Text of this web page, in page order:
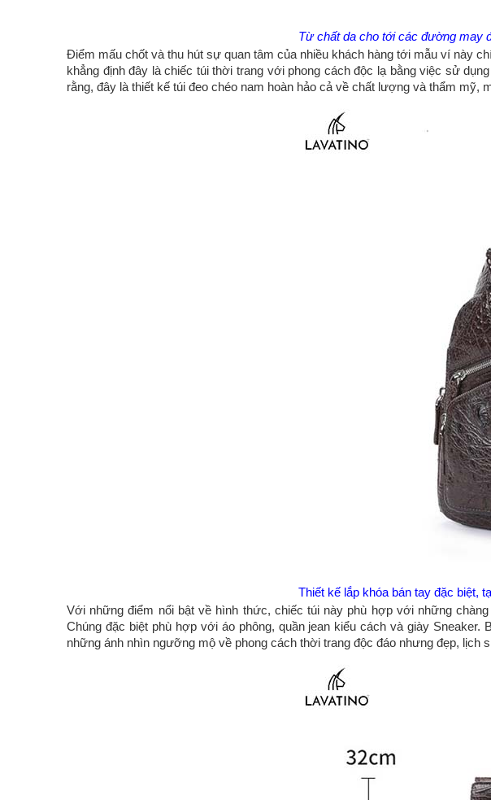
Từ chất da cho tới các đường may
Điểm mấu chốt và thu hút sự quan tâm của nhiều khách hàng tới mẫu ví này
khẳng định đây là chiếc túi thời trang với phong cách độc lạ bằng việc sử
rằng, đây là thiết kế túi đeo chéo nam hoàn hảo cả về chất lượng và thẩm
Thiết kế lắp khóa bán tay đặc biệt,
Với những điểm nổi bật về hình thức, chiếc túi này phù hợp với những
Chúng đặc biệt phù hợp với áo phông, quần jean kiểu cách và giày
những ánh nhìn ngưỡng mộ về phong cách thời trang độc đáo nhưng đẹp, lịch